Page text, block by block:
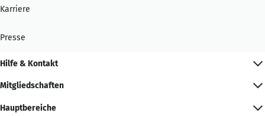
Karriere
Presse
Hilfe & Kontakt
Mitgliedschaften
Hauptbereiche